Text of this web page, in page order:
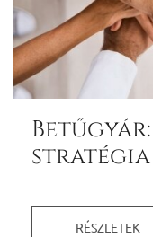
RÉSZLETEK